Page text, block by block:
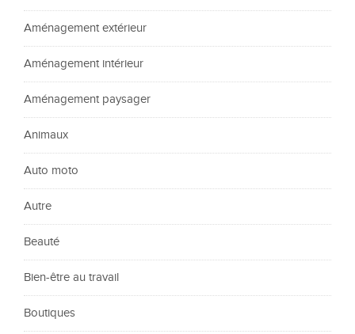
Aménagement extérieur
Aménagement intérieur
Aménagement paysager
Animaux
Auto moto
Autre
Beauté
Bien-être au travail
Boutiques